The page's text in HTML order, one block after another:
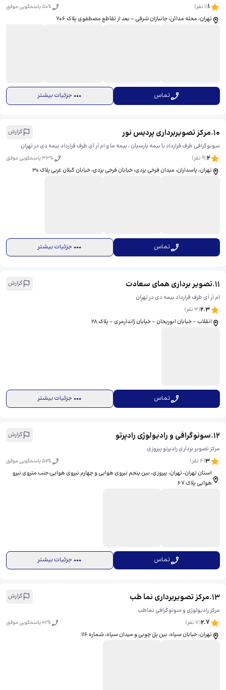
1
(
1 نفر) 50% پاسخگویی موفق
تهران، محله مدائن، جانبازان شرقی - بعد از تقاطع مصطفوی پلاک 706
تماس جزئیات بیشتر
10
.مرکز تصویربرداری پردیس نور
گزارش
سونوگرافی طرف قرارداد با بیمه پارسیان ، بیمه ما و ام آر آی طرف قرارداد بیمه دی در تهران
2
(
9 نفر) 33% پاسخگویی موفق
تهران، پاسداران، میدان فرخی یزدی، خیابان فرخی یزدی، خیابان گیلان غربی پلاک 30
تماس جزئیات بیشتر
11
.تصویر برداری همای سعادت
گزارش
ام آر آی طرف قرارداد بیمه دی در تهران
2.3
(
3نفر)
انقلاب - خیابان ابوریحان - خیابان ژاندارمری - پلاک 28
تماس جزئیات بیشتر
12
.سونوگرافی و رادیولوژی رادپرتو
گزارش
مرکز تصویر برداری رادپرتو پیروزی
3
(
6 نفر) 54% پاسخگویی موفق
استان تهران، تهران، پیروزی، بین پنجم نیروی هوایی و چهارم نیروی هوایی،جنب متروی نیرو
هوایی پلاک 67
تماس جزئیات بیشتر
13
.مرکز تصویربرداری نما طب
گزارش
مرکز رادیولوژی و سونوگرافی نماطب
2.7
(
7 نفر) 92% پاسخگویی موفق
تهران، خیابان سپاه، بین پل چوبی و میدان سپاه، شماره ۱۱۶